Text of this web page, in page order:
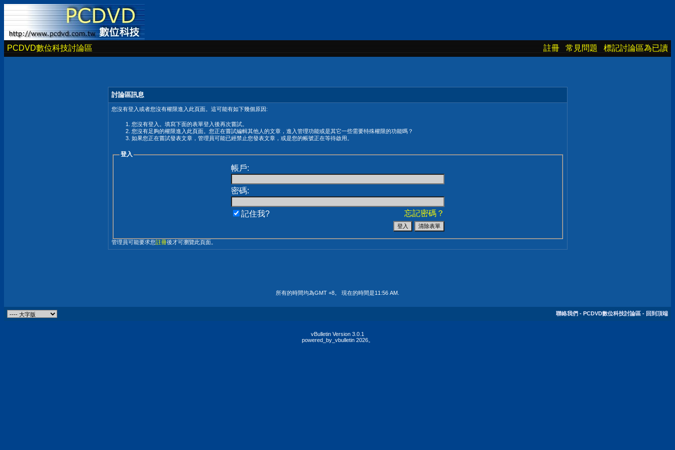
PCDVD數位科技討論區 註冊 常見問題 標記討論區為已讀
討論區訊息
您沒有登入或者您沒有權限進入此頁面。這可能有如下幾個原因:
您沒有登入。填寫下面的表單登入後再次嘗試。
您沒有足夠的權限進入此頁面。您正在嘗試編輯其他人的文章，進入管理功能或是其它一些需要特殊權限的功能嗎？
如果您正在嘗試發表文章，管理員可能已經禁止您發表文章，或是您的帳號正在等待啟用。
登入
帳戶:
密碼:
忘記密碼？
記住我?
管理員可能要求您註冊後才可瀏覽此頁面。
所有的時間均為GMT +8。 現在的時間是11:56 AM
聯絡我們 - PCDVD數位科技討論區 - 回到頂端
vBulletin Version 3.0.1
powered_by_vbulletin 2026。